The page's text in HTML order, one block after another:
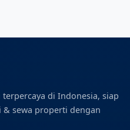
di Indonesia, siap
sewa properti dengan